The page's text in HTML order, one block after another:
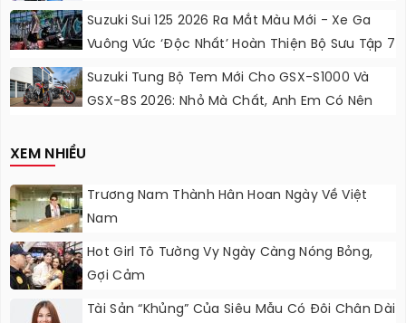
Suzuki Sui 125 2026 Ra Mắt Màu Mới - Xe Ga
Vuông Vức ‘độc Nhất’ Hoàn Thiện Bộ Sưu Tập 7
Suzuki Tung Bộ Tem Mới Cho GSX-S1000 Và
GSX-8S 2026: Nhỏ Mà Chất, Anh Em Có Nên
XEM NHIỀU
Trương Nam Thành Hân Hoan Ngày Về Việt
Nam
Hot Girl Tô Tường Vy Ngày Càng Nóng Bỏng,
Gợi Cảm
Tài Sản “khủng” Của Siêu Mẫu Có Đôi Chân Dài